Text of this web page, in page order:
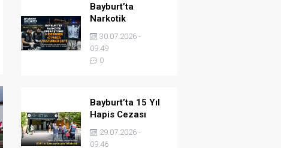
Bayburt’ta
Narkotik
Operasyonu:
Midesinden 47
Parça Uyuşturucu
Çıktı!
30.07.2026 -
09:49
0
Bayburt’ta 15 Yıl
Hapis Cezası
Bulunan Şahıs
JASAT’ın
29.07.2026 -
09:46